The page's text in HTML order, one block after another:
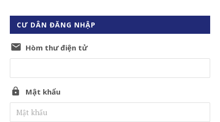
CƯ DÂN ĐĂNG NHẬP
Hòm thư điện tử
Mật khẩu